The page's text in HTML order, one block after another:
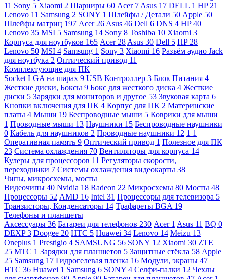
11 Sony 5 Xiaomi 2 Шарниры 60 Acer 7 Asus 17 DELL 1 HP 21
Lenovo 11 Samsung 2 SONY 1 Шлейфы / Детали 50 Apple 50
Шлейфы матриц 197 Acer 26 Asus 46 Dell 6 DNS 4 HP40
Lenovo 35 MSI 5 Samsung 14 Sony 8 Toshiba 10 Xiaomi 3
Корпуса для ноутбуков 165 Acer 28 Asus 30 Dell 5 HP 28
Lenovo 50 MSI 4 Samsung 1 Sony 3 Xiaomi 16 Разъём аудио Jack
для ноутбука 2 Оптический привод 11
Комплектующие для ПК
Socket LGA на шарах 9 USB Контроллер 3 Блок Питания 4
Жесткие диски, Боксы 9 Бокс для жесткого диска 4 Жесткие
диски 5 Зарядки для мониторов и другое 53 Звуковая карта 6
Кнопки включения для ПК 4 Корпус для ПК 2 Материнские
платы 4 Мыши 19 Беспроводные мыши 5 Коврики для мыши
1 Проводные мыши 13 Наушники 15 Беспроводные наушники
0 Кабель для наушников 2 Проводные наушники 12 1 1
Оперативная память 9 Оптический привод 1 Полезное для ПК
23 Система охлаждения 70 Вентиляторы для корпуса 14
Кулеры для процессоров 11 Регуляторы скорости,
переходники 7 Системы охлаждения видеокарты 38
Чипы, микросхемы, мосты
Видеочипы 40 Nvidia 18 Radeon 22 Микросхемы 80 Мосты 48
Процессоры 52 AMD 16 Intel 31 Процессоры для телевизора 5
Транзисторы, Конденсаторы 14 Трафареты BGA 19
Телефоны и планшеты
Аксессуары 36 Батареи для телефонов 230 Acer 1 Asus 11 BQ 0
DEXP3 Doogee 20 HTC 5 Huawei 34 Lenovo 14 Meizu 13
Oneplus 1 Prestigio 4 SAMSUNG 56 SONY 12 Xiaomi 30 ZTE
25 МТС 1 Зарядки для планшетов 5 Защитные стёкла 58 Apple
25 Samsung 17 Гидрогелевая пленка 16 Модули, экраны 47
HTC 36 Huawei 1 Samsung 6 SONY 4 Селфи-палки 12 Чехлы